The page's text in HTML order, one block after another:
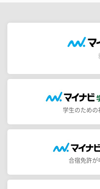
学生のための
合宿免許が